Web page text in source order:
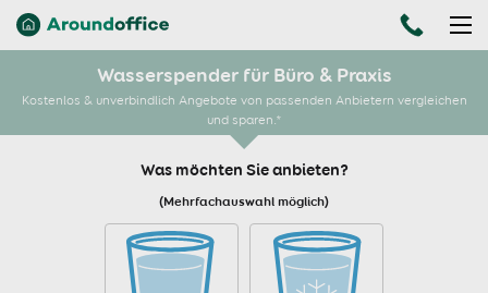
Wasserspender für Büro & Praxis
Kostenlos & unverbindlich Angebote von passenden Anbietern vergleichen
und sparen.*
Was möchten Sie anbieten?
(Mehrfachauswahl möglich)